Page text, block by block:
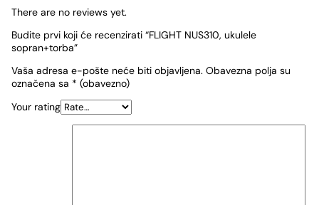
There are no reviews yet.
Budite prvi koji će recenzirati “FLIGHT NUS310, ukulele
sopran+torba”
Vaša adresa e-pošte neće biti objavljena. Obavezna polja su
označena sa * (obavezno)
Your rating